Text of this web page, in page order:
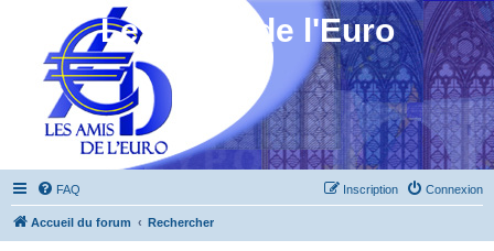
Les Amis de l'Euro
FAQ Connexion
Inscription
Accueil du forum Rechercher